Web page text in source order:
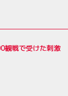
観戦で受けた刺激